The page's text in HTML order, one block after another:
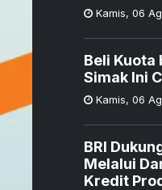
Kamis, 06
Beli Kuota
Simak Ini
Kamis, 06
BRI
Melalui
Kredit